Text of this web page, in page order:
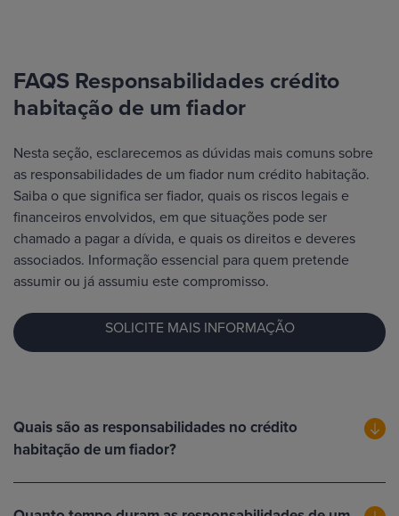
FAQS Responsabilidades crédito
habitação de um fiador
Nesta seção, esclarecemos as dúvidas mais comuns sobre
as responsabilidades de um fiador num crédito habitação.
Saiba o que significa ser fiador, quais os riscos legais e
financeiros envolvidos, em que situações pode ser
chamado a pagar a dívida, e quais os direitos e deveres
associados. Informação essencial para quem pretende
assumir ou já assumiu este compromisso.
SOLICITE MAIS INFORMAÇÃO
Quais são as responsabilidades no crédito
habitação de um fiador?